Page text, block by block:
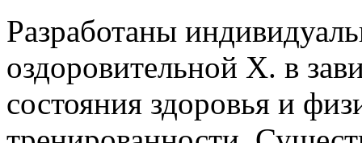
Разработаны
оздоровительной Х. в
состояния здоровья и